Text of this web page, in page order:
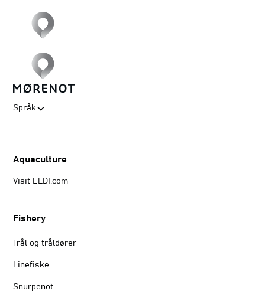
Språk
Aquaculture
Visit ELDI.com
Fishery
Trål og tråldører
Linefiske
Snurpenot